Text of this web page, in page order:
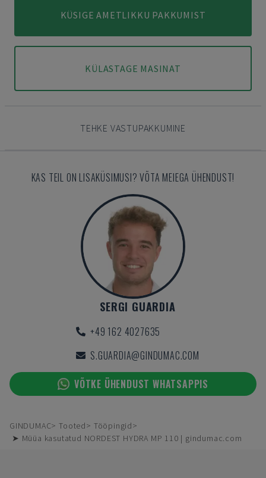
KÜSIGE AMETLIKKU PAKKUMIST
KÜLASTAGE MASINAT
TEHKE VASTUPAKKUMINE
KAS TEIL ON LISAKÜSIMUSI? VÕTA MEIEGA ÜHENDUST!
SERGI GUARDIA
+49 162 4027635
S.GUARDIA@GINDUMAC.COM
VÕTKE ÜHENDUST WHATSAPPIS
GINDUMAC Tooted
Tööpingid
➤ Müüa kasutatud NORDEST HYDRA MP 110 | gindumac.com